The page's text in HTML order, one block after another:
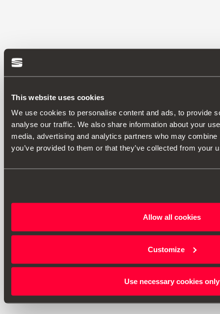
This website uses cookies
We use cookies to personalise content and ads, to provide
analyse our traffic. We also share information about your
media, advertising and analytics partners who may
you’ve provided to them or that they’ve collected from your
Allow all cookies
Customize
Use necessary cookies only